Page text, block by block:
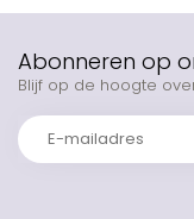
Abonneren op
Blijf op de hoogte